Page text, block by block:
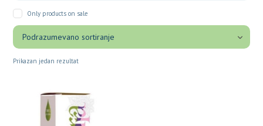
Only products on sale
Prikazan jedan rezultat